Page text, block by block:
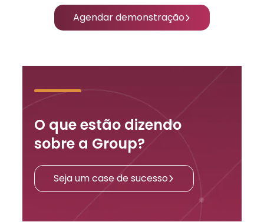
Agendar demonstração
O que estão dizendo
sobre a Group?
Seja um case de sucesso